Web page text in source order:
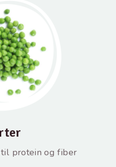
protein og fiber